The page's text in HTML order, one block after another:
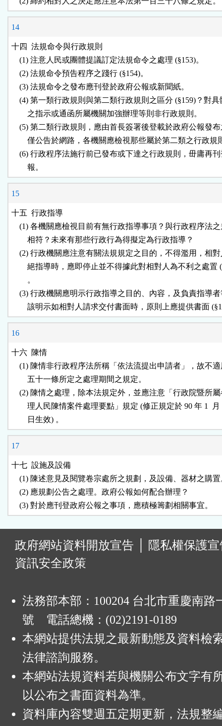
14
十四  法規命令與行政規則
    (1) 注意人民或團體提議訂定法規命令之處理 (§153)。
    (2) 法規命令預告程序之踐行 (§154)。
    (3) 法規命令之發布應刊登於政府公報或新聞紙。
(4) 第一類行政規則與第二類行政規則之區分 (§159)？對
        之指示或通函所屬機關加強辦理等則非行政規則。
(5) 第二類行政規則，應由首長簽署後登載於政府公報發
僅公告於網路，各機關應檢視那些屬於第二類之行政規
(6) 行政程序法施行前已發布或下達之行政規則，毌庸再
15
十五  行政指導
(1) 各機關應檢視目前有無行政指導事項？與行政程序法
        相符？未來有那些行政行為得擬定為行政指導？
(2) 行政機關應注意有關法規規定之目的，不得濫用，相
絕指導時，應即停止並不得據此對相對人為不利之處置
        。
(3) 行政機關應明示行政指導之目的、內容，及負責指導
16
十六  陳情
(1) 陳情非行政程序法所稱「依法流提出申請者」，故不
        五十一條所定之處理期間之規定。
(2) 陳情之處理，除本法規定外，並應注意「行政院暨所
理人民陳情案件處理要點」規定 (修正規定於 90 年 1  月
17
十七  設施及設備
(1) 陳述意見及閱覽卷宗處所之規劃，及設備、器材之購
    (2) 應規劃公告之處理。政府公報如何配合辦理？
政府網站資料開放宣告
隱私權保護
資訊安全政策
法務部本部：100204 台北市重慶南路
號 電話總機：(02)2191-0189
本網站提供法規之最新動態及資料檢
法律諮詢服務。
本網站法規資料若與機關公布文字有
以公布之書面資料為準。
資料庫內容雙週五定期更新，法規整